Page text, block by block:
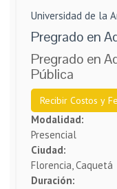
Universidad de la
Pregrado en
Pregrado en
Pública
Recibir Costos y
Modalidad:
Presencial
Ciudad:
Florencia, Caquetá
Duración: